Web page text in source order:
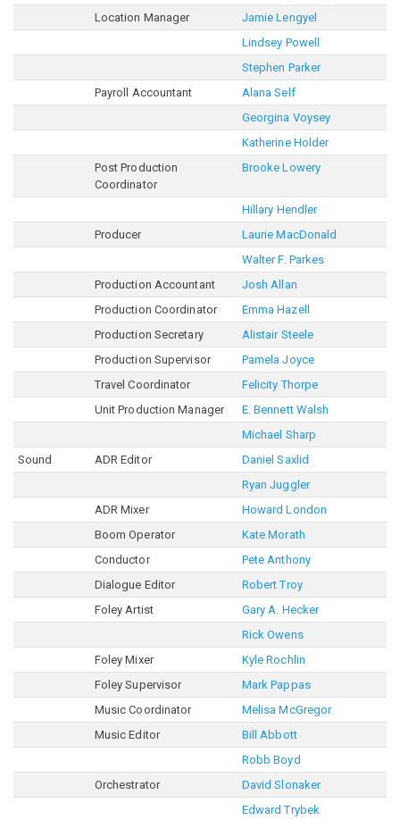
Location Manager
Jamie Lengyel
Lindsey Powell
Stephen Parker
Payroll Accountant
Alana Self
Georgina Voysey
Katherine Holder
Post Production
Coordinator
Brooke Lowery
Hillary Hendler
Producer
Laurie MacDonald
Walter F. Parkes
Production Accountant
Josh Allan
Production Coordinator
Emma Hazell
Production Secretary
Alistair Steele
Production Supervisor
Pamela Joyce
Travel Coordinator
Felicity Thorpe
Unit Production Manager
E. Bennett Walsh
Michael Sharp
Sound
ADR Editor
Daniel Saxlid
Ryan Juggler
ADR Mixer
Howard London
Boom Operator
Kate Morath
Conductor
Pete Anthony
Dialogue Editor
Robert Troy
Foley Artist
Gary A. Hecker
Rick Owens
Foley Mixer
Kyle Rochlin
Foley Supervisor
Mark Pappas
Music Coordinator
Melisa McGregor
Music Editor
Bill Abbott
Robb Boyd
Orchestrator
David Slonaker
Edward Trybek